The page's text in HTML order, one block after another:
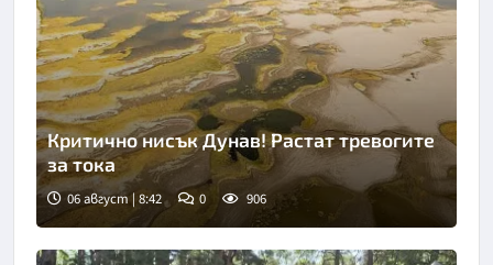
Снимка: goggle
Критично нисък Дунав! Растат тревогите
за тока
06 август | 8:42 0 906